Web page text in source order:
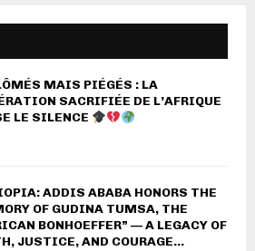
MAIS PIÉGÉS : LA
SACRIFIÉE DE L’AFRIQUE
LE SILENCE
ADDIS ABABA HONORS THE
OF GUDINA TUMSA, THE
BONHOEFFER” — A LEGACY OF
JUSTICE, AND COURAGE...